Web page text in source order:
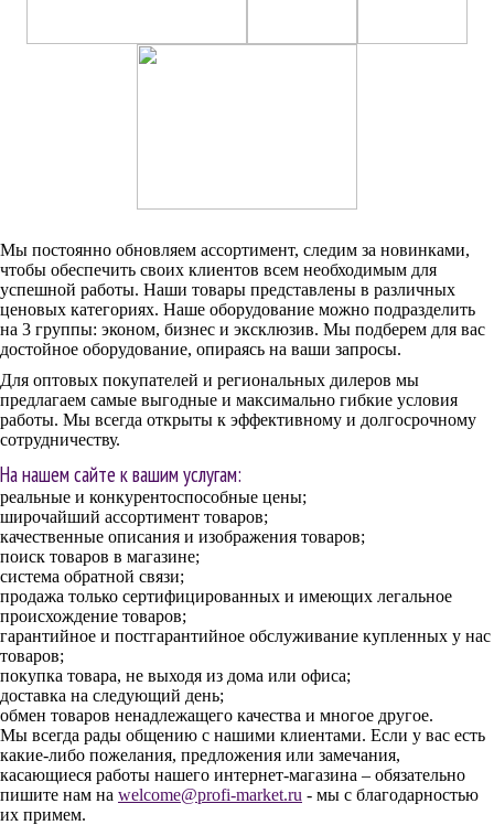
Мы постоянно обновляем ассортимент, следим за новинками,
чтобы обеспечить своих клиентов всем необходимым для
успешной работы. Наши товары представлены в различных
ценовых категориях. Наше оборудование можно подразделить
на 3 группы: эконом, бизнес и эксклюзив. Мы подберем для вас
достойное оборудование, опираясь на ваши запросы.
Для оптовых покупателей и региональных дилеров мы
предлагаем самые выгодные и максимально гибкие условия
работы. Мы всегда открыты к эффективному и долгосрочному
сотрудничеству.
На нашем сайте к вашим услугам:
реальные и конкурентоспособные цены;
широчайший ассортимент товаров;
качественные описания и изображения товаров;
поиск товаров в магазине;
система обратной связи;
продажа только сертифицированных и имеющих легальное
происхождение товаров;
гарантийное и постгарантийное обслуживание купленных у нас
товаров;
покупка товара, не выходя из дома или офиса;
доставка на следующий день;
обмен товаров ненадлежащего качества и многое другое.
Мы всегда рады общению с нашими клиентами. Если у вас есть
какие-либо пожелания, предложения или замечания,
касающиеся работы нашего интернет-магазина – обязательно
пишите нам на welcome@profi-market.ru - мы с благодарностью
их примем.